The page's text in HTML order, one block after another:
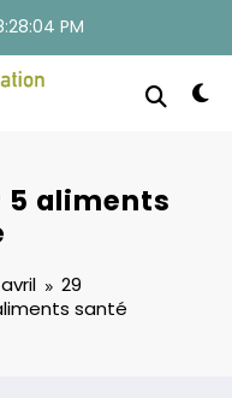
PM
5 aliments
avril
29
santé